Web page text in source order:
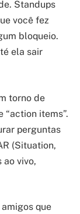
Standups
você fez
bloqueio.
ela sair
torno de
“action items”.
perguntas
(Situation,
ao vivo,
que